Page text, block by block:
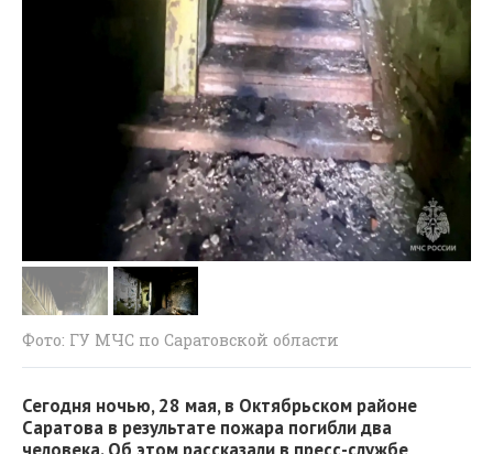
Фото: ГУ МЧС по Саратовской области
Сегодня ночью, 28 мая, в Октябрьском районе
Саратова в результате пожара погибли два
человека. Об этом рассказали в пресс-службе